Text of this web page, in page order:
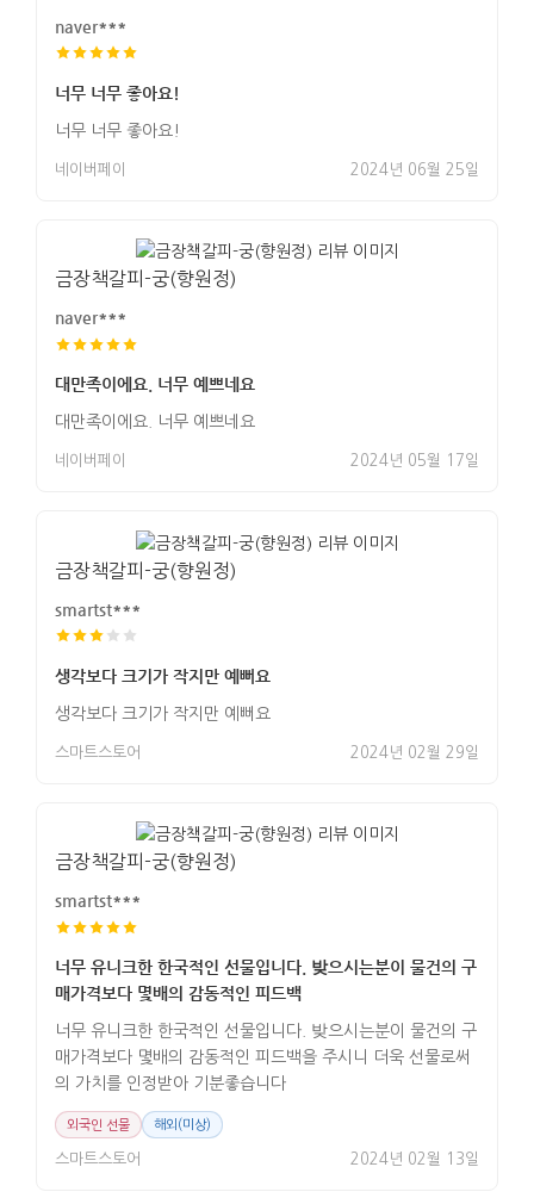
naver***
너무 너무 좋아요!
너무 너무 좋아요!
네이버페이 2024년 06월 25일
금장책갈피-궁(향원정)
naver***
대만족이에요. 너무 예쁘네요
대만족이에요. 너무 예쁘네요
네이버페이 2024년 05월 17일
금장책갈피-궁(향원정)
smartst***
생각보다 크기가 작지만 예뻐요
생각보다 크기가 작지만 예뻐요
스마트스토어 2024년 02월 29일
금장책갈피-궁(향원정)
smartst***
너무 유니크한 한국적인 선물입니다. 밪으시는분이 물건의 구
매가격보다 몇배의 감동적인 피드백
너무 유니크한 한국적인 선물입니다. 밪으시는분이 물건의 구
매가격보다 몇배의 감동적인 피드백을 주시니 더욱 선물로써
의 가치를 인정받아 기분좋습니다
외국인 선물 해외(미상)
스마트스토어 2024년 02월 13일